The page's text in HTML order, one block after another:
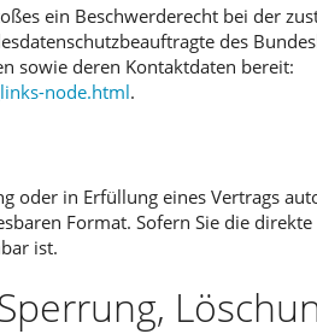
ein Beschwerderecht bei der
des
sowie deren Kontaktdaten bereit:
node.html.
oder in Erfüllung eines Vertrags
Format. Sofern Sie die
ist.